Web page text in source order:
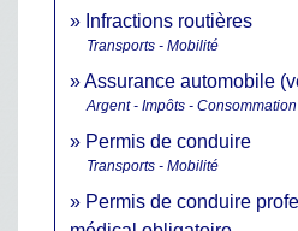
Infractions routières
Transports - Mobilité
Assurance automobile
Argent - Impôts - Consommation
Permis de conduire
Transports - Mobilité
Permis de conduire